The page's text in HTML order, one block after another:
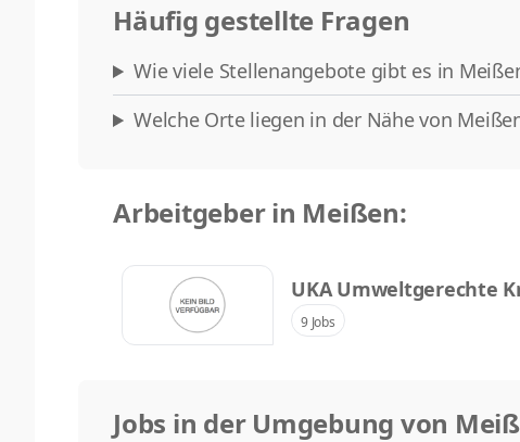
Häufig gestellte Fragen
Wie viele Stellenangebote gibt es in
Welche Orte liegen in der Nähe von
Arbeitgeber in Meißen:
UKA Umweltgerechte
& Co. KG
9 Jobs
Jobs in der Umgebung von